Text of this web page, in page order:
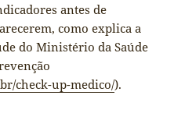
antes de
como explica a
do Ministério da Saúde
check-up-medico/).